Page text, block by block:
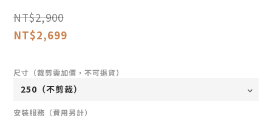
NT$2,900
NT$2,699
尺寸（裁剪需加價，不可退貨）
安裝服務（費用另計）